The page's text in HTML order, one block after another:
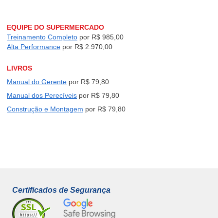
EQUIPE DO SUPERMERCADO
Treinamento Completo por R$ 985,00
Alta Performance por R$ 2.970,00
LIVROS
Manual do Gerente por R$ 79,80
Manual dos Perecíveis por R$ 79,80
Construção e Montagem por R$ 79,80
Certificados de Segurança